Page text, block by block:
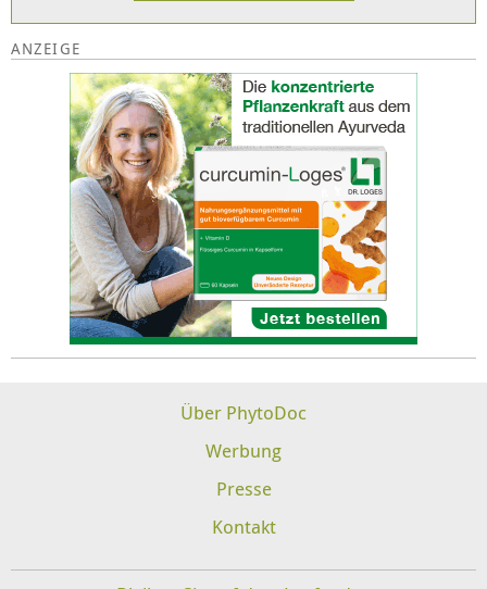
Über PhytoDoc
Werbung
Presse
Kontakt